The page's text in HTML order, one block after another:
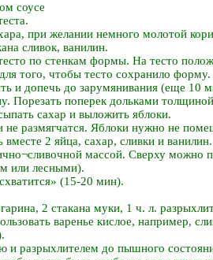
соусе
при желании немного молотой
сливок, ванилин.
по стенкам формы. На тесто
того, чтобы тесто сохранило
и допечь до зарумянивания (еще 10
Порезать поперек дольками
сахар и выложить яблоки.
размягчатся. Яблоки нужно не
вместе 2 яйца, сахар, сливки и ванилин.
массой. Сверху можно
или лесными).
(15-20 мин).
2 стакана муки, 1 ч. л.
варенье кислое, например,
и разрыхлителем до пышного